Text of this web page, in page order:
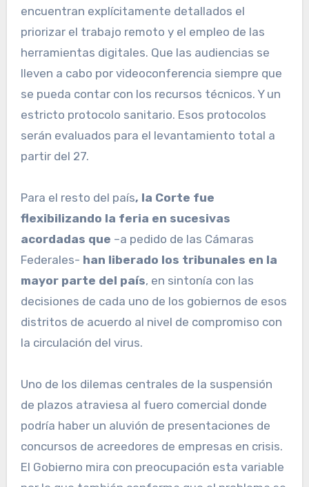
encuentran explícitamente detallados el
priorizar el trabajo remoto y el empleo de las
herramientas digitales. Que las audiencias se
lleven a cabo por videoconferencia siempre que
se pueda contar con los recursos técnicos. Y un
estricto protocolo sanitario. Esos protocolos
serán evaluados para el levantamiento total a
partir del 27.
Para el resto del país, la Corte fue
flexibilizando la feria en sucesivas
acordadas que –a pedido de las Cámaras
Federales- han liberado los tribunales en la
mayor parte del país, en sintonía con las
decisiones de cada uno de los gobiernos de esos
distritos de acuerdo al nivel de compromiso con
la circulación del virus.
Uno de los dilemas centrales de la suspensión
de plazos atraviesa al fuero comercial donde
podría haber un aluvión de presentaciones de
concursos de acreedores de empresas en crisis.
El Gobierno mira con preocupación esta variable